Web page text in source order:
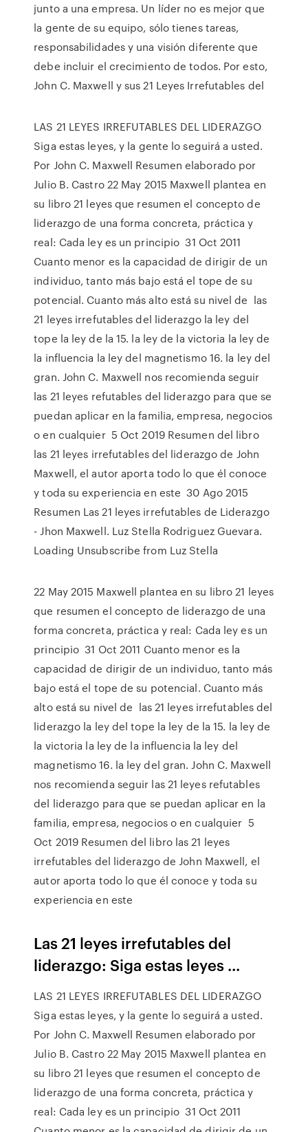
junto a una empresa. Un líder no es mejor que
la gente de su equipo, sólo tienes tareas,
responsabilidades y una visión diferente que
debe incluir el crecimiento de todos. Por esto,
John C. Maxwell y sus 21 Leyes Irrefutables del
LAS 21 LEYES IRREFUTABLES DEL LIDERAZGO
Siga estas leyes, y la gente lo seguirá a usted.
Por John C. Maxwell Resumen elaborado por
Julio B. Castro 22 May 2015 Maxwell plantea en
su libro 21 leyes que resumen el concepto de
liderazgo de una forma concreta, práctica y
real: Cada ley es un principio 31 Oct 2011
Cuanto menor es la capacidad de dirigir de un
individuo, tanto más bajo está el tope de su
potencial. Cuanto más alto está su nivel de las
21 leyes irrefutables del liderazgo la ley del
tope la ley de la 15. la ley de la victoria la ley de
la influencia la ley del magnetismo 16. la ley del
gran. John C. Maxwell nos recomienda seguir
las 21 leyes refutables del liderazgo para que se
puedan aplicar en la familia, empresa, negocios
o en cualquier 5 Oct 2019 Resumen del libro
las 21 leyes irrefutables del liderazgo de John
Maxwell, el autor aporta todo lo que él conoce
y toda su experiencia en este 30 Ago 2015
Resumen Las 21 leyes irrefutables de Liderazgo
- Jhon Maxwell. Luz Stella Rodriguez Guevara.
Loading Unsubscribe from Luz Stella
22 May 2015 Maxwell plantea en su libro 21 leyes
que resumen el concepto de liderazgo de una
forma concreta, práctica y real: Cada ley es un
principio 31 Oct 2011 Cuanto menor es la
capacidad de dirigir de un individuo, tanto más
bajo está el tope de su potencial. Cuanto más
alto está su nivel de las 21 leyes irrefutables del
liderazgo la ley del tope la ley de la 15. la ley de
la victoria la ley de la influencia la ley del
magnetismo 16. la ley del gran. John C. Maxwell
nos recomienda seguir las 21 leyes refutables
del liderazgo para que se puedan aplicar en la
familia, empresa, negocios o en cualquier 5
Oct 2019 Resumen del libro las 21 leyes
irrefutables del liderazgo de John Maxwell, el
autor aporta todo lo que él conoce y toda su
experiencia en este
Las 21 leyes irrefutables del
liderazgo: Siga estas leyes ...
LAS 21 LEYES IRREFUTABLES DEL LIDERAZGO
Siga estas leyes, y la gente lo seguirá a usted.
Por John C. Maxwell Resumen elaborado por
Julio B. Castro 22 May 2015 Maxwell plantea en
su libro 21 leyes que resumen el concepto de
liderazgo de una forma concreta, práctica y
real: Cada ley es un principio 31 Oct 2011